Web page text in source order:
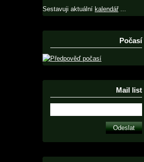
Sestavuji aktuální kalendář...
Počasí
Mail list